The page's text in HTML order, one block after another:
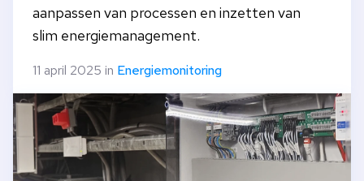
aanpassen van processen en inzetten van
slim energiemanagement.
11 april 2025 in Energiemonitoring